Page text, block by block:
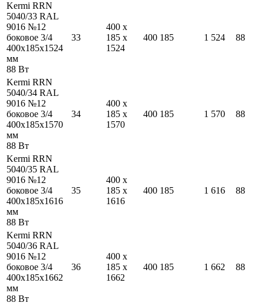
Kermi RRN
5040/33 RAL
9016 №12
боковое 3/4
400x185x1524
мм
88 Вт
33
400 x
185 x
1524
400 185 1 524 88
Kermi RRN
5040/34 RAL
9016 №12
боковое 3/4
400x185x1570
мм
88 Вт
34
400 x
185 x
1570
400 185 1 570 88
Kermi RRN
5040/35 RAL
9016 №12
боковое 3/4
400x185x1616
мм
88 Вт
35
400 x
185 x
1616
400 185 1 616 88
Kermi RRN
5040/36 RAL
9016 №12
боковое 3/4
400x185x1662
мм
88 Вт
36
400 x
185 x
1662
400 185 1 662 88